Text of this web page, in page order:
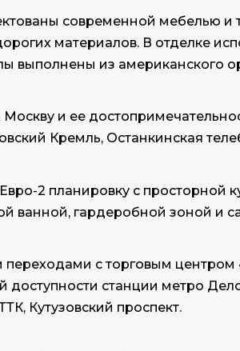
современной мебелью и
материалов. В отделке
выполнены из американского
и ее
Кремль, Останкинская
2 планировку с просторной
ванной, гардеробной зоной и
с торговым центром
доступности станции метро
Кутузовский проспект.